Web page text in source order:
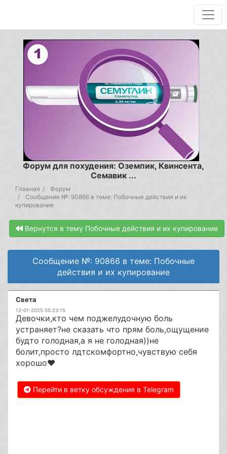
Форум для похудения: Оземпик, Квинсента,
Семавик ...
Главная
Форум
Сообщение №: 90866 в теме: Побочные действия и их
купирование
Вернутся в тему Побочные действия и их купирование
Сообщение №: 90866 в теме: Побочные
действия и их купирование
Света
12-01-2025 05:23:15
Девочки,кто чем поджелудочную боль
устраняет?не сказать что прям боль,ощущение
будто голодная,а я не голодная))не
болит,просто лдтскомфортно,чувствую себя
хорошо♥️
Перейти в ветку обсуждения в Telegram